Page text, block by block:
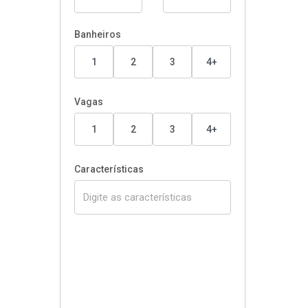
Banheiros
1 2 3 4+
Vagas
1 2 3 4+
Características